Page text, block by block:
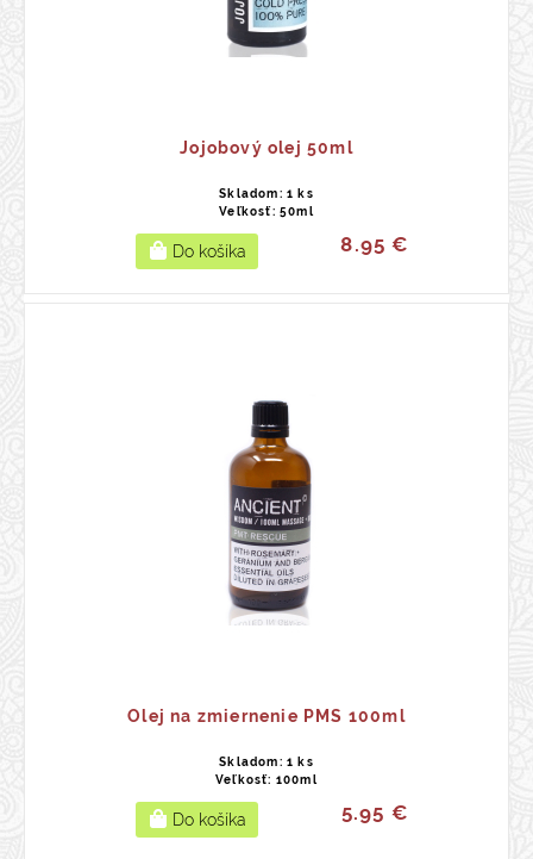
Jojobový olej 50ml
Skladom: 1 ks
Veľkosť: 50ml
8.95 €
Olej na zmiernenie PMS 100ml
Skladom: 1 ks
Veľkosť: 100ml
5.95 €